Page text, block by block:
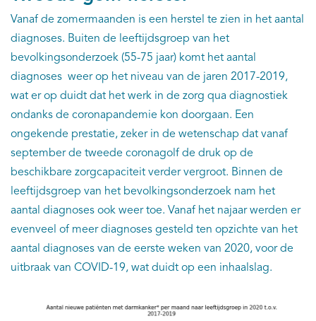
Vanaf de zomermaanden is een herstel te zien in het aantal
diagnoses. Buiten de leeftijdsgroep van het
bevolkingsonderzoek (55-75 jaar) komt het aantal
diagnoses weer op het niveau van de jaren 2017-2019,
wat er op duidt dat het werk in de zorg qua diagnostiek
ondanks de coronapandemie kon doorgaan. Een
ongekende prestatie, zeker in de wetenschap dat vanaf
september de tweede coronagolf de druk op de
beschikbare zorgcapaciteit verder vergroot. Binnen de
leeftijdsgroep van het bevolkingsonderzoek nam het
aantal diagnoses ook weer toe. Vanaf het najaar werden er
evenveel of meer diagnoses gesteld ten opzichte van het
aantal diagnoses van de eerste weken van 2020, voor de
uitbraak van COVID-19, wat duidt op een inhaalslag.